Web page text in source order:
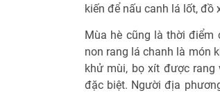
kiến để nấu canh lá lốt, đồ
Mùa hè cũng là thời điểm
non rang lá chanh là món
khử mùi, bọ xít được
đặc biệt. Người địa